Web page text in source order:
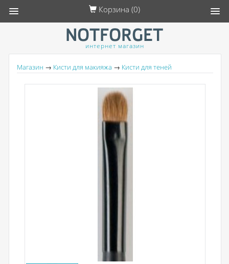
интернет магазин
Магазин → Кисти для макияжа → Кисти для теней
Корзина (0)